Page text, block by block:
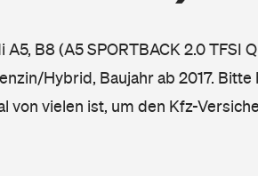
B8 (A5 SPORTBACK 2.0 TFSI
Hybrid, Baujahr ab 2017. Bitte
von vielen ist, um den Kfz-